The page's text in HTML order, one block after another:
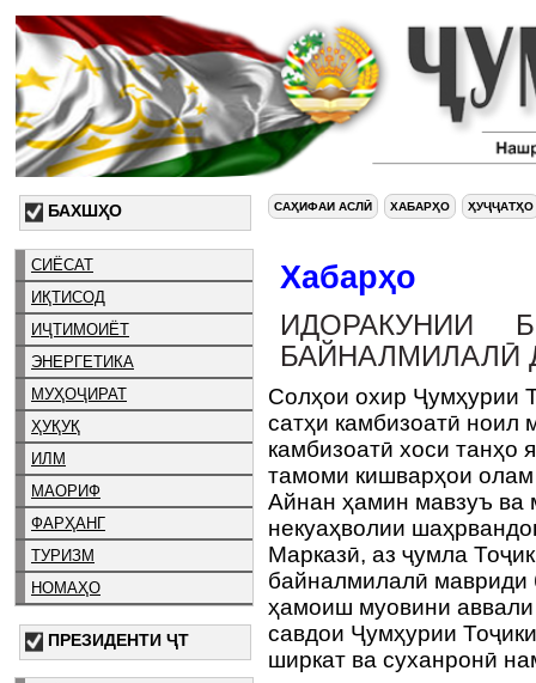
БАХШҲО
СИЁСАТ
ИҚТИСОД
ИҶТИМОИЁТ
ЭНЕРГЕТИКА
МУҲОҶИРАТ
ҲУҚУҚ
ИЛМ
МАОРИФ
ФАРҲАНГ
ТУРИЗМ
НОМАҲО
ПРЕЗИДЕНТИ ҶТ
САҲИФАИ АСЛӢ ХАБАРҲО ҲУҶҶАТҲО
Хабарҳо
ИДОРАКУНИИ
БАЙНАЛМИЛАЛӢ
Солҳои охир Ҷумҳурии
сатҳи камбизоатӣ
камбизоатӣ хоси танҳо
тамоми кишварҳои
Айнан ҳамин мавзуъ ва
некуаҳволии
Марказӣ, аз ҷумла
байналмилалӣ мавриди
ҳамоиш муовини
савдои Ҷумҳурии
ширкат ва суханронӣ